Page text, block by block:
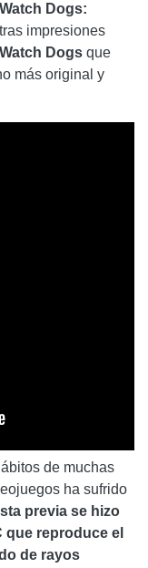
Watch Dogs:
impresiones
Watch Dogs que
más original y
de muchas
ha sufrido
previa se hizo
que reproduce el
de rayos